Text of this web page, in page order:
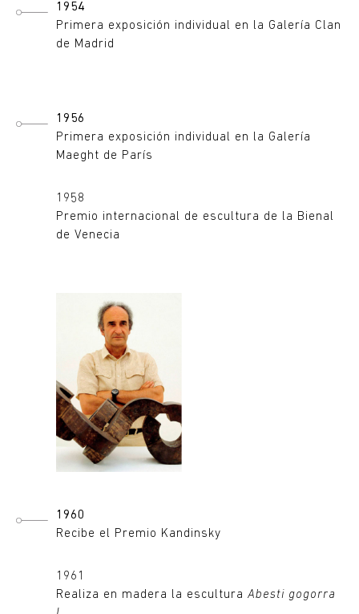
1954
Primera exposición individual en la Galería Clan
de Madrid
1956
Primera exposición individual en la Galería
Maeght de París
1958
Premio internacional de escultura de la Bienal
de Venecia
1960
Recibe el Premio Kandinsky
1961
Realiza en madera la escultura Abesti gogorra